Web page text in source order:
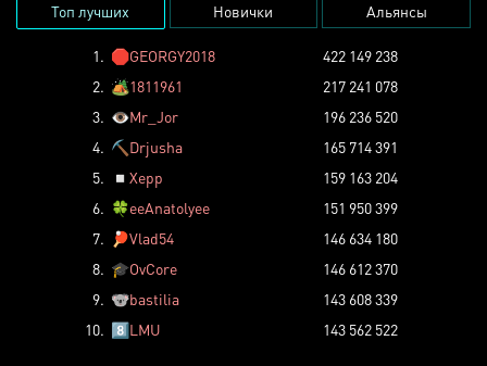
Топ лучших Новички Альянсы
1. 🛑GEORGY2018
422 149 238
2. 🏕️1811961
217 241 078
3. 👁️Mr_Jor
196 236 520
4. ⛏️ Drjusha
165 714 391
5.
◽ Xepp
159 163 204
6. 🍀eeAnatolyee
151 950 399
7.
🏓Vlad54
146 634 180
8. 🎓OvCore
146 612 370
9. 🐨bastilia
143 608 339
10. 8️⃣LMU 143 562 522